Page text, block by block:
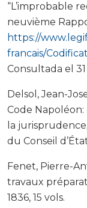
“L’improbable
neuvième
https://
francais/
Consultada el
Delsol, Jean-
Code
la
du Conseil
Fenet, Pierre-
travaux
1836, 15 vols.